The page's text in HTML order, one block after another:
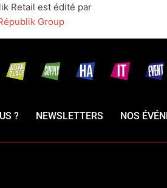
Retail est édité par
Group
? NEWSLETTERS NOS